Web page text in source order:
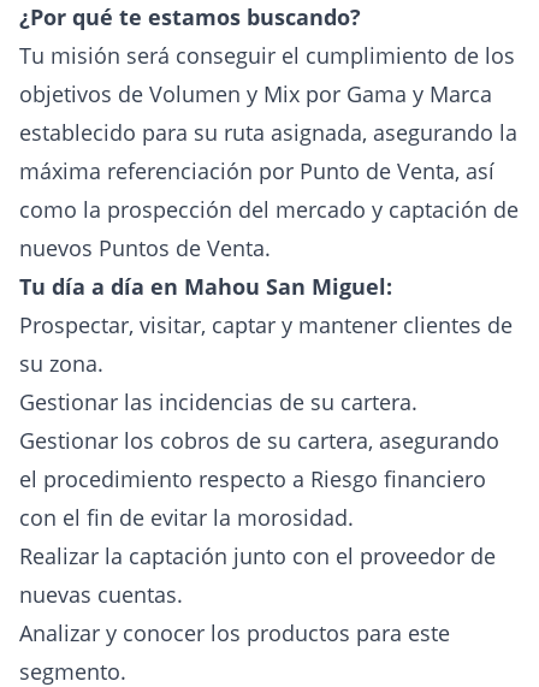
¿Por qué te estamos buscando?
Tu misión será conseguir el cumplimiento de los
objetivos de Volumen y Mix por Gama y Marca
establecido para su ruta asignada, asegurando la
máxima referenciación por Punto de Venta, así
como la prospección del mercado y captación de
nuevos Puntos de Venta.
Tu día a día en Mahou San Miguel:
Prospectar, visitar, captar y mantener clientes de
su zona.
Gestionar las incidencias de su cartera.
Gestionar los cobros de su cartera, asegurando
el procedimiento respecto a Riesgo financiero
con el fin de evitar la morosidad.
Realizar la captación junto con el proveedor de
nuevas cuentas.
Analizar y conocer los productos para este
segmento.